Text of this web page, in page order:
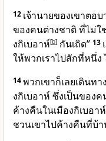
12 เจ้านายของเขาตอบ
ของคนต่างชาติ ที่ไม่ใ
งกิเบอาห์[b] กันเถิด” 13
ให้พวกเราไปสักที่หนึ่
14พวกเขาก็เลยเดินท
งกิเบอาห์ ซึ่งเป็นของค
ค้างคืนในเมืองกิเบอา
ชวนเขาไปค้างคืนที่บ้